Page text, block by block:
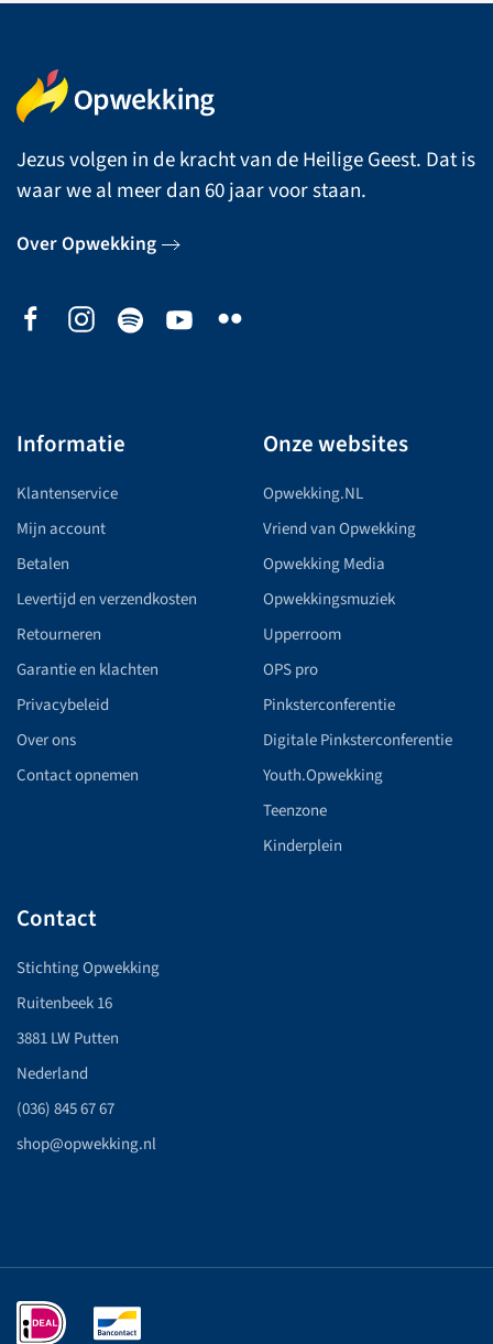
Jezus volgen in de kracht van de Heilige Geest. Dat is
waar we al meer dan 60 jaar voor staan.
Over Opwekking
Informatie
Klantenservice
Mijn account
Betalen
Levertijd en verzendkosten
Retourneren
Garantie en klachten
Privacybeleid
Over ons
Contact opnemen
Onze websites
Opwekking.NL
Vriend van Opwekking
Opwekking Media
Opwekkingsmuziek
Upperroom
OPS pro
Pinksterconferentie
Digitale Pinksterconferentie
Youth.Opwekking
Teenzone
Kinderplein
Contact
Stichting Opwekking
Ruitenbeek 16
3881 LW Putten
Nederland
(036) 845 67 67
shop@opwekking.nl